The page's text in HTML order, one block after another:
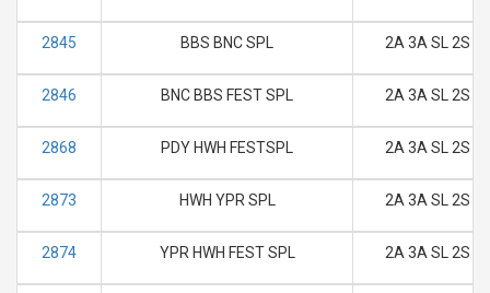
2845 BBS BNC SPL 2A 3A SL 2S
2846 BNC BBS FEST SPL 2A 3A SL 2S
2868 PDY HWH FESTSPL 2A 3A SL 2S
2873 HWH YPR SPL 2A 3A SL 2S
2874 YPR HWH FEST SPL 2A 3A SL 2S